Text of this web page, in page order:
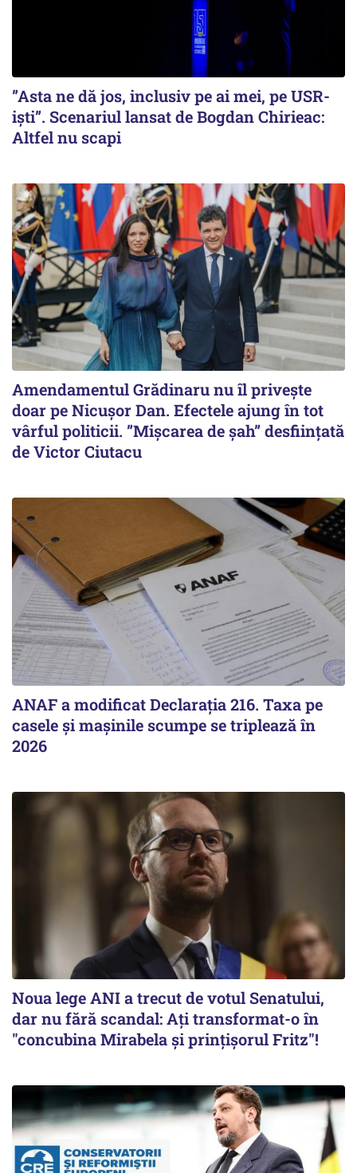
”Asta ne dă jos, inclusiv pe ai mei, pe USR-
iști”. Scenariul lansat de Bogdan Chirieac:
Altfel nu scapi
Amendamentul Grădinaru nu îl privește
doar pe Nicușor Dan. Efectele ajung în tot
vârful politicii. ”Mișcarea de șah” desființată
de Victor Ciutacu
ANAF a modificat Declarația 216. Taxa pe
casele și mașinile scumpe se triplează în
2026
Noua lege ANI a trecut de votul Senatului,
dar nu fără scandal: Ați transformat-o în
"concubina Mirabela şi prinţişorul Fritz"!